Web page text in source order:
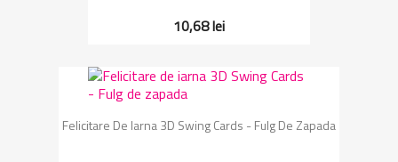
10,68 lei
Felicitare De Iarna 3D Swing Cards - Fulg De Zapada